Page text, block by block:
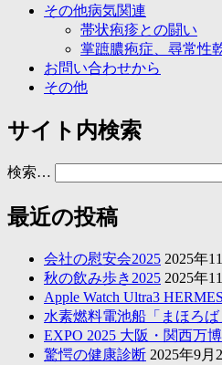
その他病気関連
帯状疱疹との闘い
掌蹠膿疱症、尋常性
お問い合わせから
その他
サイト内検索
検索…
最近の投稿
会社の慰安会2025 2025年
秋の飲み歩き2025 2025年
Apple Watch Ultra3
水素燃料電池船「まほろば
EXPO 2025 大阪・関西万
驚愕の健康診断 2025年9月